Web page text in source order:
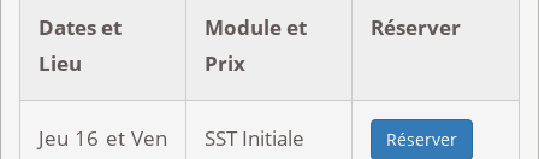
Dates et
Lieu
Module et
Prix
Réserver
Jeu 16 et Ven
SST Initiale
Réserver